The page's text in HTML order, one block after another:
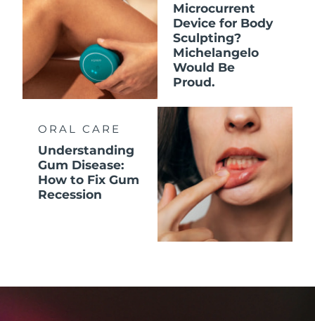
Microcurrent
Device for Body
Sculpting?
Michelangelo
Would Be
Proud.
ORAL CARE
Understanding
Gum Disease:
How to Fix Gum
Recession